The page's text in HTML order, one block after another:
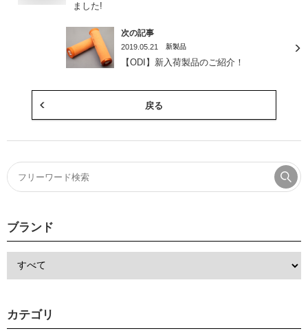
ました!
次の記事
2019.05.21 新製品
【ODI】新入荷製品のご紹介！
戻る
ブランド
カテゴリ